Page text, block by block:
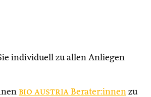
individuell zu allen Anliegen
bio austria Berater:innen zu